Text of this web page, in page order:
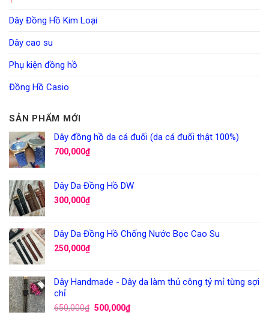
Dây Đồng Hồ Kim Loại
Dây cao su
Phụ kiện đồng hồ
Đồng Hồ Casio
SẢN PHẨM MỚI
Dây đồng hồ da cá đuối (da cá đuối thật 100%)
700,000₫
Dây Da Đồng Hồ DW
300,000₫
Dây Da Đồng Hồ Chống Nước Bọc Cao Su
250,000₫
Dây Handmade - Dây da làm thủ công tỷ mỉ từng sợi
chỉ
650,000₫ 500,000₫